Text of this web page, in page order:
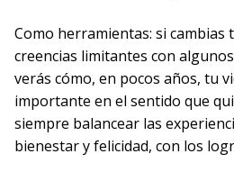
Como herramientas: si cambias
creencias limitantes con
verás cómo, en pocos años, tu
importante en el sentido que
siempre balancear las
bienestar y felicidad, con los